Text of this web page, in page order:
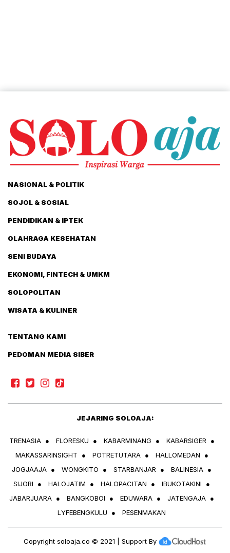
NASIONAL & POLITIK
SOJOL & SOSIAL
PENDIDIKAN & IPTEK
OLAHRAGA KESEHATAN
SENI BUDAYA
EKONOMI, FINTECH & UMKM
SOLOPOLITAN
WISATA & KULINER
TENTANG KAMI
PEDOMAN MEDIA SIBER
JEJARING SOLOAJA:
TRENASIA ● FLORESKU ● KABARMINANG ● KABARSIGER ●
MAKASSARINSIGHT
● POTRETUTARA ● HALLOMEDAN
●
JOGJAAJA ● WONGKITO ● STARBANJAR ● BALINESIA ●
SIJORI
● HALOJATIM ● HALOPACITAN ● IBUKOTAKINI
●
JABARJUARA ● BANGKOBOI ● EDUWARA ● JATENGAJA ●
LYFEBENGKULU
● PESENMAKAN
Copyright soloaja.co © 2021 | Support By